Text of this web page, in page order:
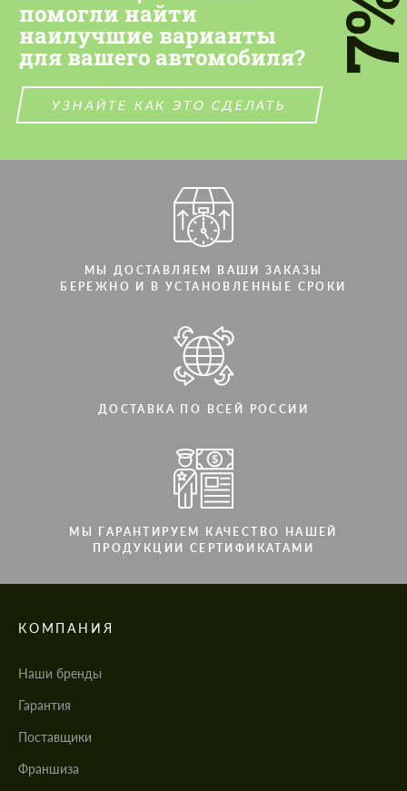
помогли найти
наилучшие варианты
для вашего автомобиля?
УЗНАЙТЕ КАК ЭТО СДЕЛАТЬ
МЫ ДОСТАВЛЯЕМ ВАШИ ЗАКАЗЫ
БЕРЕЖНО И В УСТАНОВЛЕННЫЕ СРОКИ
ДОСТАВКА ПО ВСЕЙ РОССИИ
МЫ ГАРАНТИРУЕМ КАЧЕСТВО НАШЕЙ
ПРОДУКЦИИ СЕРТИФИКАТАМИ
КОМПАНИЯ
Наши бренды
Гарантия
Поставщики
Франшиза